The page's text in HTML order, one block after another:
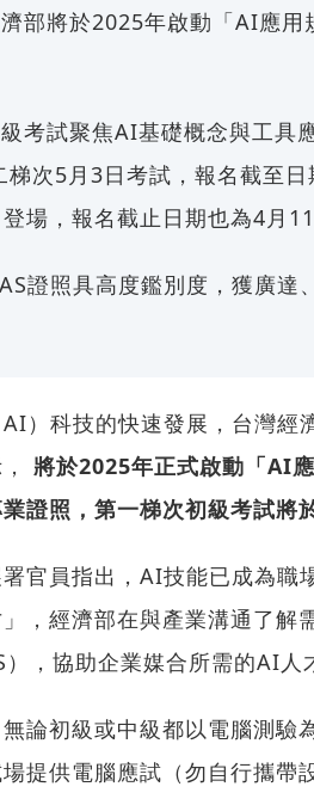
濟部將於2025年啟動「AI應
級考試聚焦AI基礎概念與工具
梯次5月3日考試，報名截至
場，報名截止日期也為4月11
證照具高度鑑別度，獲廣
）科技的快速發展，台灣經
將於2025年正式啟動「AI
證照，第一梯次初級考試將
官員指出，AI技能已成為職
，經濟部在與產業溝通了
，協助企業媒合所需的AI人
論初級或中級都以電腦測驗
提供電腦應試（勿自行攜帶